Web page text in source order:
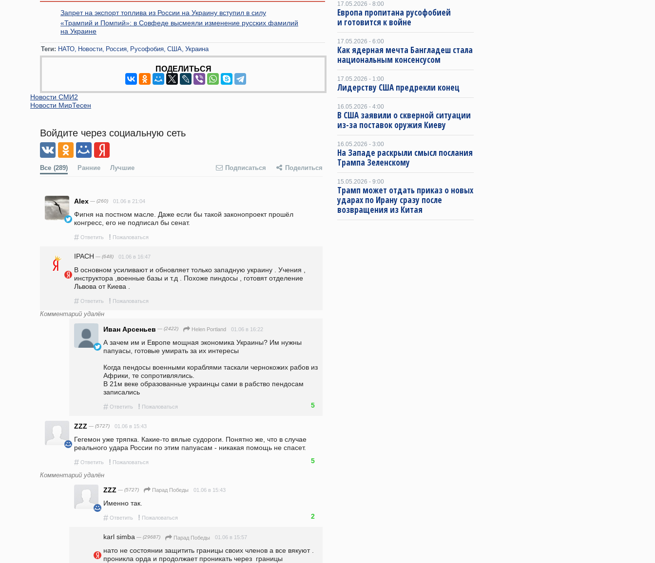
Запрет на экспорт топлива из России на Украину вступил в силу
«Трампий и Помпий»: в Совфеде высмеяли изменение русских фамилий
на Украине
Теги: НАТО Новости Россия Русофобия США Украина
ПОДЕЛИТЬСЯ
Новости СМИ2
Новости МирТесен
Войдите через социальную сеть
Все (289) Ранние Лучшие Подписаться Поделиться
Alex — (260) 01.06 в 21:04
Фигня на постном масле. Даже если бы такой законопроект прошёл
конгресс, его не подписал бы сенат.
# Ответить ! Пожаловаться
IPAСH — (648) 01.06 в 16:47
В основном усиливают и обновляет только западную украину . Учения ,
инструктора ,военные базы и т.д . Похоже пиндосы , готовят отделение
Львова от Киева .
# Ответить ! Пожаловаться
Комментарий удалён
Иван Арсеньев — (2422) Helen Portland 01.06 в 16:22
А зачем им и Европе мощная экономика Украины? Им нужны
папуасы, готовые умирать за их интересы
Когда пендосы военными кораблями таскали чернокожих рабов из
Африки, те сопротивлялись.
В 21м веке образованные украинцы сами в рабство пендосам
записались
# Ответить ! Пожаловаться 5
ZZZ — (5727) 01.06 в 15:43
Гегемон уже тряпка. Какие-то вялые судороги. Понятно же, что в случае
реального удара России по этим папуасам - никакая помощь не спасет.
# Ответить ! Пожаловаться 5
Комментарий удалён
ZZZ — (5727) Парад Победы 01.06 в 15:43
Именно так.
# Ответить ! Пожаловаться 2
karl simba — (29687) Парад Победы 01.06 в 15:57
нато не состоянии защитить границы своих членов а все вякуют .
проникла орда и продолжает проникать через  границы
17.05.2026 - 8:00
Европа пропитана русофобией
и готовится к войне
17.05.2026 - 6:00
Как ядерная мечта Бангладеш стала
национальным консенсусом
17.05.2026 - 1:00
Лидерству США предрекли конец
16.05.2026 - 4:00
В США заявили о скверной ситуации
из-за поставок оружия Киеву
16.05.2026 - 3:00
На Западе раскрыли смысл послания
Трампа Зеленскому
15.05.2026 - 9:00
Трамп может отдать приказ о новых
ударах по Ирану сразу после
возвращения из Китая